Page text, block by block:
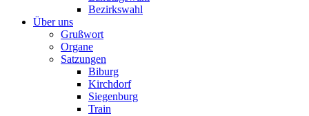
Bezirkswahl
Über uns
Grußwort
Organe
Satzungen
Biburg
Kirchdorf
Siegenburg
Train